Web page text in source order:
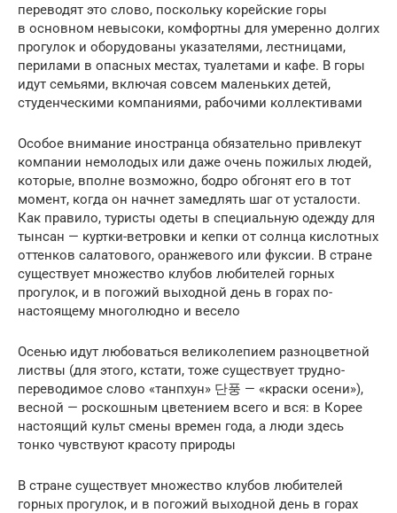
переводят это слово, поскольку корейские горы
в основном невысоки, ком­фортны для умеренно долгих
прогулок и оборудованы указателями, лестни­цами,
перилами в опасных местах, туалетами и кафе. В горы
идут семьями, включая совсем маленьких детей,
студенческими компаниями, рабочими коллективами
Особое внимание иностранца обязательно привлекут
компании немолодых или даже очень пожилых людей,
которые, вполне возможно, бодро обгонят его в тот
момент, когда он начнет замедлять шаг от усталости.
Как правило, туристы одеты в специальную одежду для
тынсан — куртки-ветровки и кепки от солнца кислотных
оттенков салатового, оранже­вого или фуксии. В стране
существует множество клубов любителей горных
прогулок, и в пого­жий выходной день в горах по-
настоящему многолюдно и весело
Осенью идут любоваться великоле­пием разноцветной
листвы (для этого, кстати, тоже существует трудно­
переводимое слово «танпхун» 단풍 — «краски осени»),
весной — роскош­ным цветением всего и вся: в Корее
настоящий культ смены времен года, а люди здесь
тонко чувствуют красоту природы
В стране существует множество клубов любителей
горных прогулок, и в пого­жий выходной день в горах